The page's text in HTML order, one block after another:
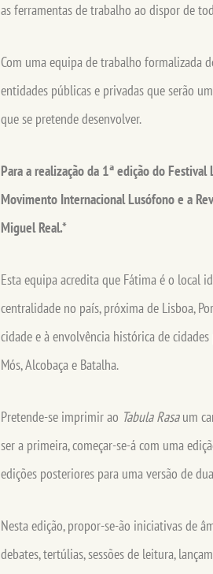
as ferramentas de trabalho ao dispor de
Com uma equipa de trabalho formalizada
entidades públicas e privadas que serão
que se pretende desenvolver.
Para a realização da 1ª edição do
Movimento Internacional Lusófono e a
Miguel Real.*
Esta equipa acredita que Fátima é o local
centralidade no país, próxima de Lisboa,
cidade e à envolvência histórica de
Mós, Alcobaça e Batalha.
Pretende-se imprimir ao Tabula Rasaum
ser a primeira, começar-se-á com uma
edições posteriores para uma versão de
Nesta edição, propor-se-ão iniciativas de
debates, tertúlias, sessões de leitura,